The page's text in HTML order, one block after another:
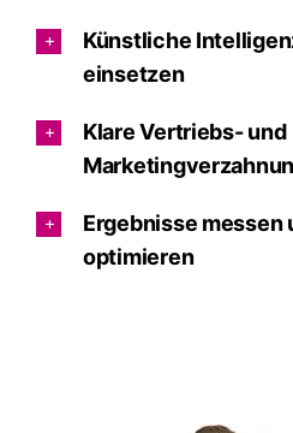
Künstliche
einsetzen
Klare Vertriebs- und
Ergebnisse
optimieren